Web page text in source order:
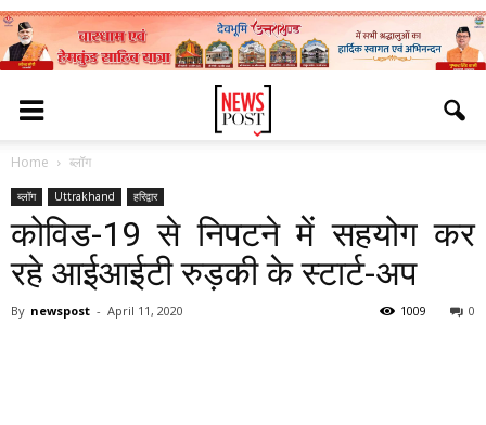
Home ब्लॉग
ब्लॉग Uttrakhand हरिद्वार
कोविड-19 से निपटने में सहयोग कर
रहे आईआईटी रुड़की के स्टार्ट-अप
By newspost - April 11, 2020 0
1009